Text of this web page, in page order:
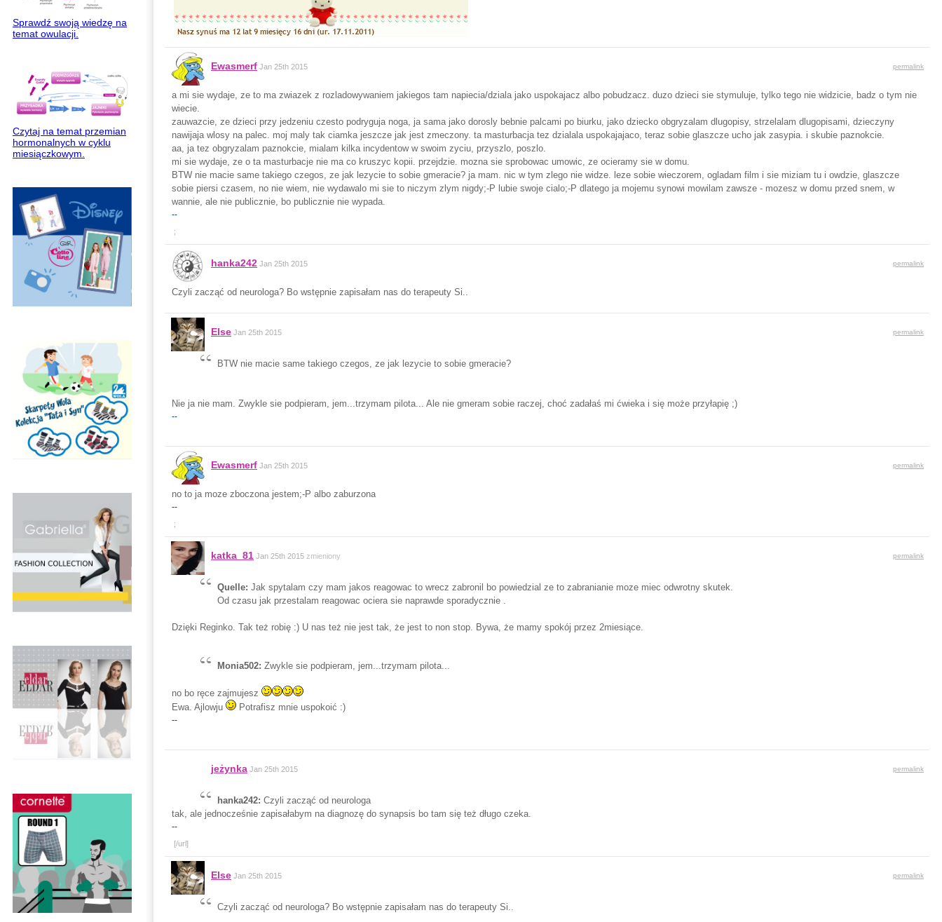
Sprawdź swoją wiedzę na
temat owulacji.
Czytaj na temat przemian
hormonalnych w cyklu
miesiączkowym.
Ewasmerf Jan 25th 2015 permalink
a mi sie wydaje, ze to ma zwiazek z rozladowywaniem jakiegos tam napiecia/dziala jako uspokajacz albo pobudzacz. duzo dzieci sie stymuluje, tylko tego nie widzicie, badz o tym nie
wiecie.
zauwazcie, ze dzieci przy jedzeniu czesto podryguja noga, ja sama jako dorosly bebnie palcami po biurku, jako dziecko obgryzalam dlugopisy, strzelalam dlugopisami, dzieczyny
nawijaja wlosy na palec. moj maly tak ciamka jeszcze jak jest zmeczony. ta masturbacja tez dzialala uspokajajaco, teraz sobie glaszcze ucho jak zasypia. i skubie paznokcie.
aa, ja tez obgryzalam paznokcie, mialam kilka incydentow w swoim zyciu, przyszlo, poszlo.
mi sie wydaje, ze o ta masturbacje nie ma co kruszyc kopii. przejdzie. mozna sie sprobowac umowic, ze ocieramy sie w domu.
BTW nie macie same takiego czegos, ze jak lezycie to sobie gmeracie? ja mam. nic w tym zlego nie widze. leze sobie wieczorem, ogladam film i sie miziam tu i owdzie, glaszcze
sobie piersi czasem, no nie wiem, nie wydawalo mi sie to niczym zlym nigdy;-P lubie swoje cialo;-P dlatego ja mojemu synowi mowilam zawsze - mozesz w domu przed snem, w
wannie, ale nie publicznie, bo publicznie nie wypada.
--
;
hanka242 Jan 25th 2015 permalink
Czyli zacząć od neurologa? Bo wstępnie zapisałam nas do terapeuty Si..
Else Jan 25th 2015 permalink
BTW nie macie same takiego czegos, ze jak lezycie to sobie gmeracie?
Nie ja nie mam. Zwykle sie podpieram, jem...trzymam pilota... Ale nie gmeram sobie raczej, choć zadałaś mi ćwieka i się może przyłapię ;)
--
Ewasmerf Jan 25th 2015 permalink
no to ja moze zboczona jestem;-P albo zaburzona
--
;
katka_81 Jan 25th 2015 zmieniony permalink
Quelle: Jak spytalam czy mam jakos reagowac to wrecz zabronil bo powiedzial ze to zabranianie moze miec odwrotny skutek.
Od czasu jak przestalam reagowac ociera sie naprawde sporadycznie .
Dzięki Reginko. Tak też robię :) U nas też nie jest tak, że jest to non stop. Bywa, że mamy spokój przez 2miesiące.
Monia502: Zwykle sie podpieram, jem...trzymam pilota...
no bo ręce zajmujesz
Ewa. Ajlowju
Potrafisz mnie uspokoić :)
--
jeżynka Jan 25th 2015 permalink
hanka242: Czyli zacząć od neurologa
tak, ale jednocześnie zapisałabym na diagnozę do synapsis bo tam się też długo czeka.
--
[/url]
Else Jan 25th 2015 permalink
Czyli zacząć od neurologa? Bo wstępnie zapisałam nas do terapeuty Si..